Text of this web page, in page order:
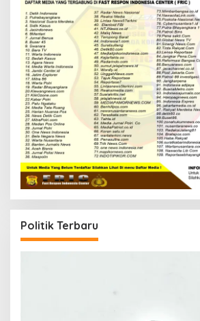
Politik Terbaru